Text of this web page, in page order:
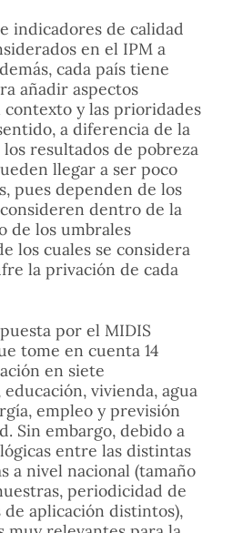
indicadores de calidad
en el IPM a
cada país tiene
añadir aspectos
y las prioridades
a diferencia de la
resultados de pobreza
llegar a ser poco
pues dependen de los
dentro de la
de los umbrales
los cuales se considera
la privación de cada
por el MIDIS
tome en cuenta 14
en siete
vivienda, agua
empleo y previsión
Sin embargo, debido a
entre las distintas
a nivel nacional (tamaño
periodicidad de
aplicación distintos),